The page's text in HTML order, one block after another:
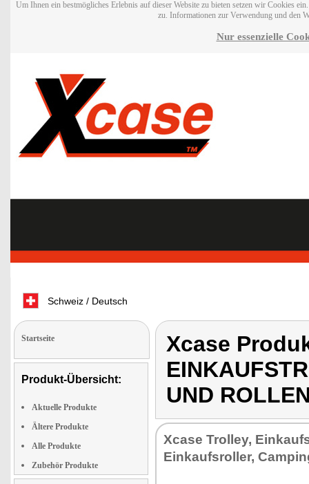
Um Ihnen ein bestmögliches Erlebnis auf dieser Website zu bieten setzen wir Cookies
zu. Informationen zur Verwendung und den
Nur essenzielle
Schweiz / Deutsch
Startseite
Produkt-Übersicht:
Aktuelle Produkte
Ältere Produkte
Alle Produkte
Zubehör Produkte
Xcase
UND
Xcase Trolley,
Einkaufsroller,